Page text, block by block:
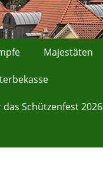
Majestäten
Schützenfest 2026